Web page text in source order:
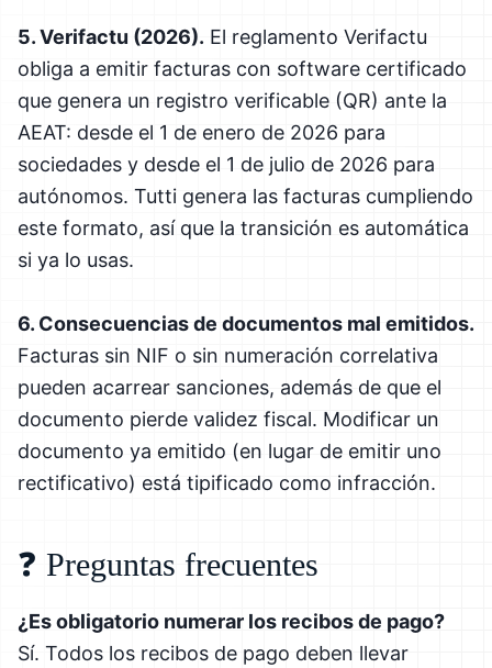
5. Verifactu (2026). El reglamento Verifactu
obliga a emitir facturas con software certificado
que genera un registro verificable (QR) ante la
AEAT: desde el 1 de enero de 2026 para
sociedades y desde el 1 de julio de 2026 para
autónomos. Tutti genera las facturas cumpliendo
este formato, así que la transición es automática
si ya lo usas.
6. Consecuencias de documentos mal emitidos.
Facturas sin NIF o sin numeración correlativa
pueden acarrear sanciones, además de que el
documento pierde validez fiscal. Modificar un
documento ya emitido (en lugar de emitir uno
rectificativo) está tipificado como infracción.
❓ Preguntas frecuentes
¿Es obligatorio numerar los recibos de pago?
Sí. Todos los recibos de pago deben llevar